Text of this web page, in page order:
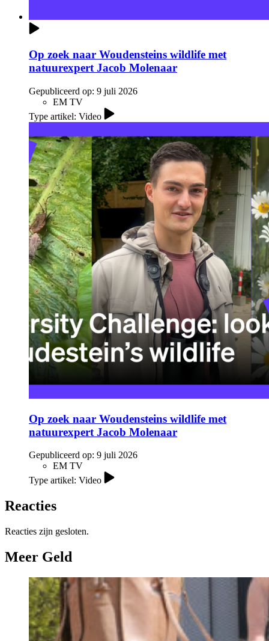
Op zoek naar Woudensteins wildlife met
natuurexpert Jacob Molenaar
Gepubliceerd op: 9 juli 2026
EM TV
Type artikel: Video
Op zoek naar Woudensteins wildlife met
natuurexpert Jacob Molenaar
Gepubliceerd op: 9 juli 2026
EM TV
Type artikel: Video
Reacties
Reacties zijn gesloten.
Meer Geld